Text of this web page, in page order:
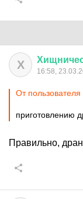
Х 16:58,
От пользователя
приготовлению
Правильно,